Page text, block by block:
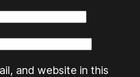
and website in this